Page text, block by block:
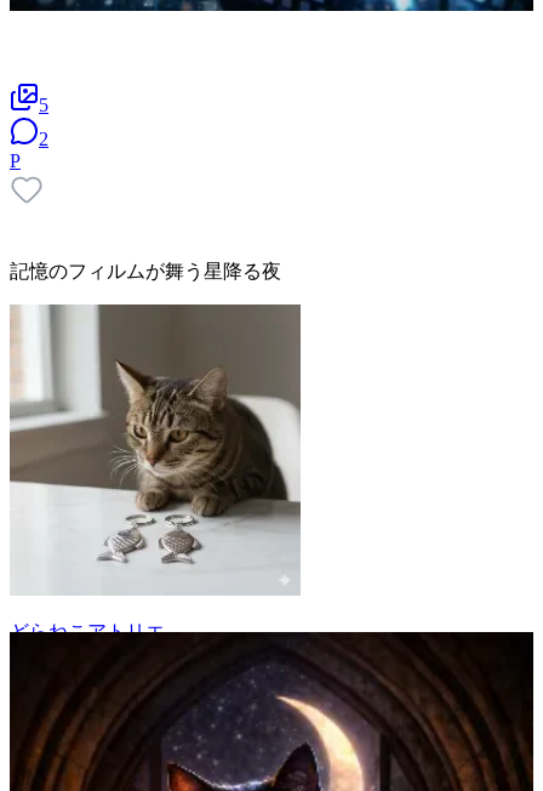
5
2
P
記憶のフィルムが舞う星降る夜
どらねこアトリエ